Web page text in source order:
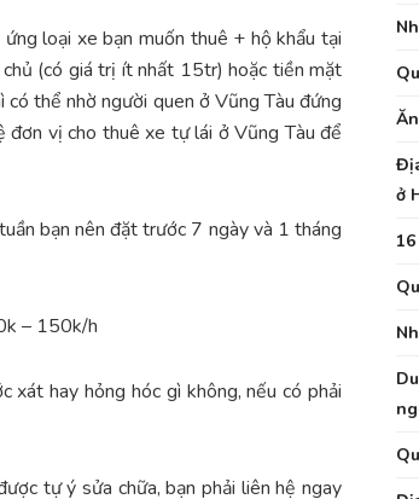
loại xe bạn muốn thuê + hộ khẩu tại
(có giá trị ít nhất 15tr) hoặc tiền mặt
thể nhờ người quen ở Vũng Tàu đứng
đơn vị cho thuê xe tự lái ở Vũng Tàu để
bạn nên đặt trước 7 ngày và 1 tháng
– 150k/h
hay hỏng hóc gì không, nếu có phải
tự ý sửa chữa, bạn phải liên hệ ngay
ở